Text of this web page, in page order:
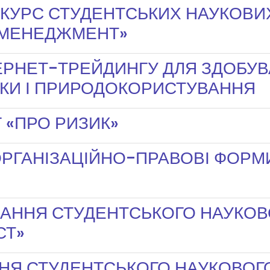
СТУДЕНТСЬКИХ
ТРЕЙДИНГУ ДЛЯ
І ПРИРОДОКОРИСТУВАННЯ
РИЗИК»
ПРАВОВІ
СТУДЕНТСЬКОГО